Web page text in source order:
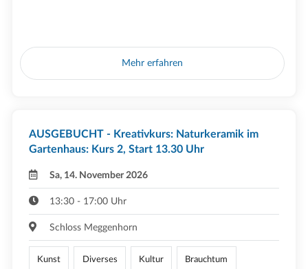
Mehr erfahren
AUSGEBUCHT - Kreativkurs: Naturkeramik im
Gartenhaus: Kurs 2, Start 13.30 Uhr
Sa, 14. November 2026
13:30 - 17:00 Uhr
Schloss Meggenhorn
Kunst Diverses Kultur Brauchtum